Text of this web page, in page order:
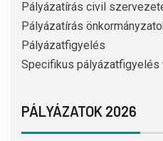
Pályázatírás civil
Pályázatírás
Pályázatfigyelés
Specifikus pályázatfigyelés
PÁLYÁZATOK 2026